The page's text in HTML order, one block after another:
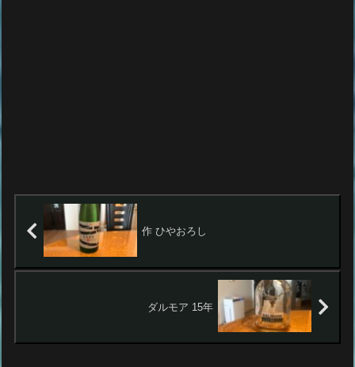
作 ひやおろし
ダルモア 15年